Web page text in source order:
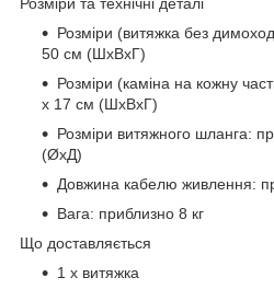
Розміри (витяжка без
50 см (ШxВxГ)
Розміри (каміна на кожну
x 17 см (ШxВxГ)
Розміри витяжного шланга:
(ØxД)
Довжина кабелю живлення:
Вага: приблизно 8 кг
Що доставляється
1 х витяжка